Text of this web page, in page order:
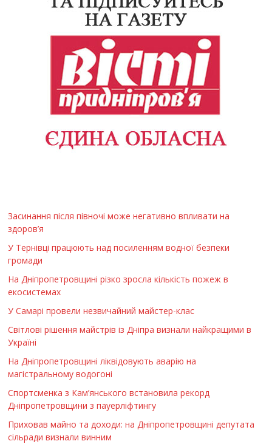
Засинання після півночі може негативно впливати на
здоров’я
У Тернівці працюють над посиленням водної безпеки
громади
На Дніпропетровщині різко зросла кількість пожеж в
екосистемах
У Самарі провели незвичайний майстер-клас
Світлові рішення майстрів із Дніпра визнали найкращими в
Україні
На Дніпропетровщині ліквідовують аварію на
магістральному водогоні
Спортсменка з Кам’янського встановила рекорд
Дніпропетровщини з пауерліфтингу
Приховав майно та доходи: на Дніпропетровщині депутата
сільради визнали винним